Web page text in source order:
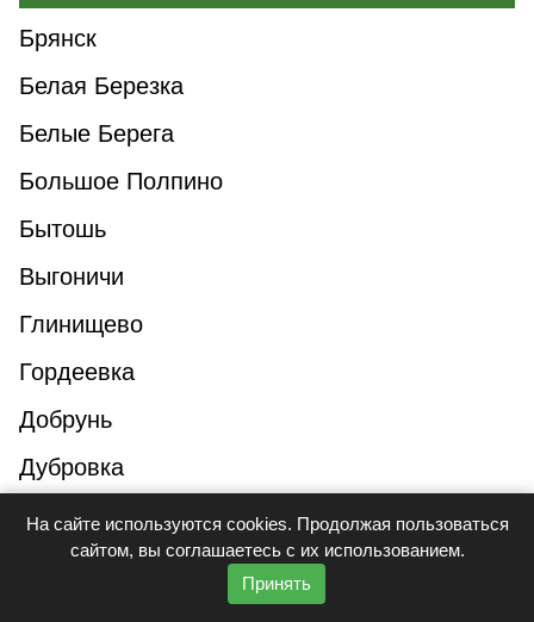
Брянск
Белая Березка
Белые Берега
Большое Полпино
Бытошь
Выгоничи
Глинищево
Гордеевка
Добрунь
Дубровка
Дятьково
Жуковка
На сайте используются cookies. Продолжая пользоваться
сайтом, вы соглашаетесь с их использованием.
Принять